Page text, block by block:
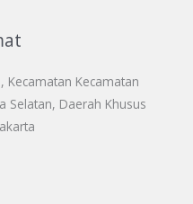
Kecamatan Kecamatan
Selatan, Daerah Khusus